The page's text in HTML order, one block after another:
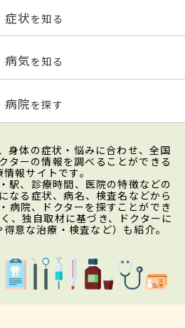
症状を知る
病気を知る
病院を探す
身体の症状・悩みに合わせ、全国
ターの情報を調べることができる
報サイトです。
駅、診療時間、医院の特徴などの
なる症状、病名、検査名などから
病院、ドクターを探すことができ
、独自取材に基づき、ドクターに
意な治療・検査など）も紹介。